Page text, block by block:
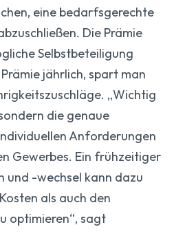
eine bedarfsgerechte
Die Prämie
Selbstbeteiligung
jährlich, spart man
„Wichtig
die genaue
Anforderungen
Gewerbes. Ein frühzeitiger
und -wechsel kann dazu
als auch den
optimieren“, sagt